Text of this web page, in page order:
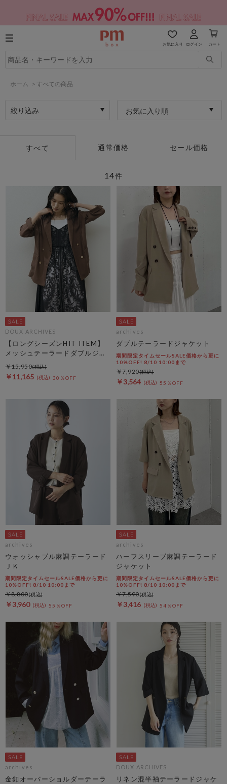
お気に入り ログイン カート
ホーム > すべての商品
絞り込み お気に入り順
すべて 通常価格 セール価格
14件
DOUX ARCHIVES
【ロングシーズンHIT ITEM】
メッシュテーラードダブルジャ
ケット
￥11,165 30％OFF
￥15,950
archives
ダブルテーラードジャケット
期間限定タイムセールSALE価格から更に
10%OFF! 8/10 10:00まで
￥3,564 55％OFF
￥7,920
archives
ウォッシャブル麻調テーラード
ＪＫ
期間限定タイムセールSALE価格から更に
10%OFF! 8/10 10:00まで
￥3,960 55％OFF
￥8,800
archives
ハーフスリーブ麻調テーラード
ジャケット
期間限定タイムセールSALE価格から更に
10%OFF! 8/10 10:00まで
￥3,416 54％OFF
￥7,590
archives
金釦オーバーショルダーテーラ
DOUX ARCHIVES
リネン混半袖テーラードジャケ